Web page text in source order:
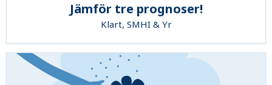
Jämför tre prognoser!
Klart, SMHI & Yr